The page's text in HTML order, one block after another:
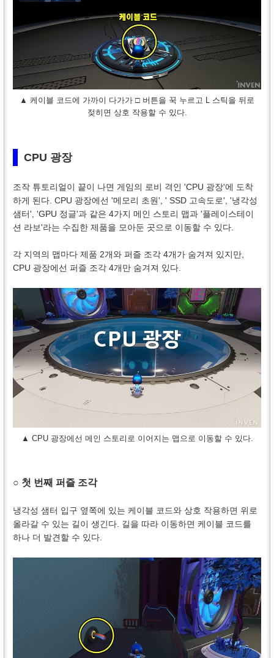
▲ 케이블 코드에 가까이 다가가 □ 버튼을 꾹 누르고 L 스틱을 뒤로
젖히면 상호 작용할 수 있다.
CPU 광장
조작 튜토리얼이 끝이 나면 게임의 로비 격인 'CPU 광장'에 도착
하게 된다. CPU 광장에선 '메모리 초원', ' SSD 고속도로', '냉각성
샘터', 'GPU 정글'과 같은 4가지 메인 스토리 맵과 '플레이스테이
션 라보'라는 수집한 제품을 모아둔 곳으로 이동할 수 있다.
각 지역의 맵마다 제품 2개와 퍼즐 조각 4개가 숨겨져 있지만,
CPU 광장에선 퍼즐 조각 4개만 숨겨져 있다.
▲ CPU 광장에선 메인 스토리로 이어지는 맵으로 이동할 수 있다.
○ 첫 번째 퍼즐 조각
냉각성 샘터 입구 옆쪽에 있는 케이블 코드와 상호 작용하면 위로
올라갈 수 있는 길이 생긴다. 길을 따라 이동하면 케이블 코드를
하나 더 발견할 수 있다.